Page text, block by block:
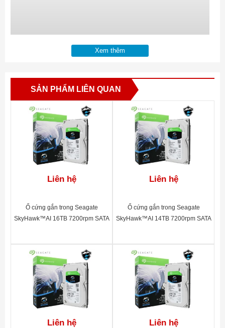
Xem thêm
SẢN PHẨM LIÊN QUAN
Liên hệ
Ổ cứng gắn trong Seagate
SkyHawk™AI 16TB 7200rpm SATA
Liên hệ
Ổ cứng gắn trong Seagate
SkyHawk™AI 14TB 7200rpm SATA
Liên hệ Liên hệ